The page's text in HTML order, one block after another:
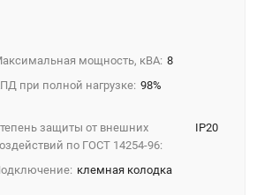
мощность, кВA: 8
при полной нагрузке: 98%
защиты от внешних
по ГОСТ 14254-96:
IP20
клемная колодка